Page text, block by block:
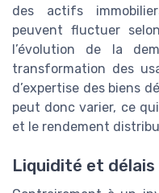
des actifs
peuvent fluctuer
l’évolution de la
transformation des
d’expertise des biens
peut donc varier, ce
et le rendement
Liquidité et